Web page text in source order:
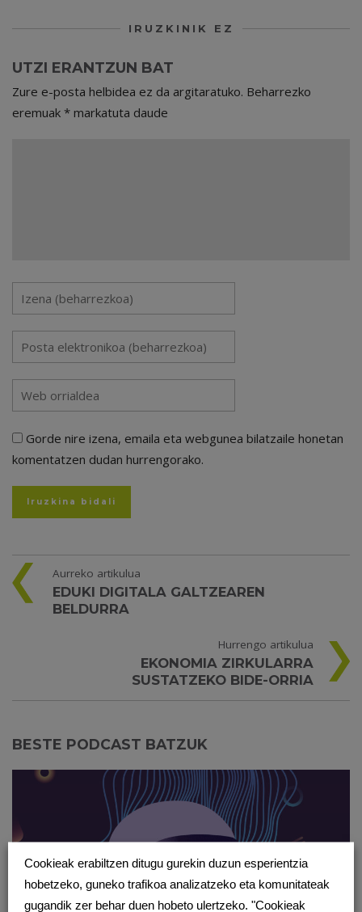
IRUZKINIK EZ
UTZI ERANTZUN BAT
Zure e-posta helbidea ez da argitaratuko. Beharrezko
eremuak * markatuta daude
Gorde nire izena, emaila eta webgunea bilatzaile honetan
komentatzen dudan hurrengorako.
Aurreko artikulua
EDUKI DIGITALA GALTZEAREN
BELDURRA
Hurrengo artikulua
EKONOMIA ZIRKULARRA
SUSTATZEKO BIDE-ORRIA
BESTE PODCAST BATZUK
Cookieak erabiltzen ditugu gurekin duzun esperientzia
hobetzeko, guneko trafikoa analizatzeko eta komunitateak
gugandik zer behar duen hobeto ulertzeko. "Cookieak